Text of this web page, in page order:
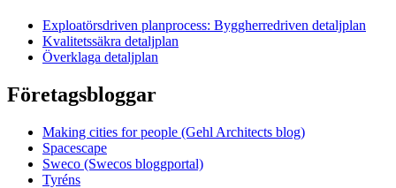
Exploatörsdriven planprocess: Byggherredriven detaljplan
Kvalitetssäkra detaljplan
Överklaga detaljplan
Företagsbloggar
Making cities for people (Gehl Architects blog)
Spacescape
Sweco (Swecos bloggportal)
Tyréns